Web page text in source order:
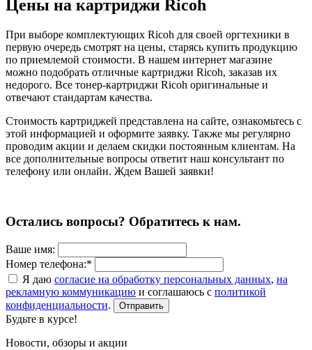
Цены на картриджи Ricoh
При выборе комплектующих Ricoh для своей оргтехники в
первую очередь смотрят на цены, старясь купить продукцию
по приемлемой стоимости. В нашем интернет магазине
можно подобрать отличные картриджи Ricoh, заказав их
недорого. Все тонер-картриджи Ricoh оригинальные и
отвечают стандартам качества.
Cтоимость картриджей представлена на сайте, ознакомьтесь с
этой информацией и оформите заявку. Также мы регулярно
проводим акции и делаем скидки постоянным клиентам. На
все дополнительные вопросы ответит наш консультант по
телефону или онлайн. Ждем Вашей заявки!
Остались вопросы? Обратитесь к нам.
Ваше имя:
Номер телефона:*
Я даю согласие на обработку персональных данных, на
рекламную коммуникацию и соглашаюсь с политикой
конфиденциальности. Отправить
Будьте в курсе!
Новости, обзоры и акции